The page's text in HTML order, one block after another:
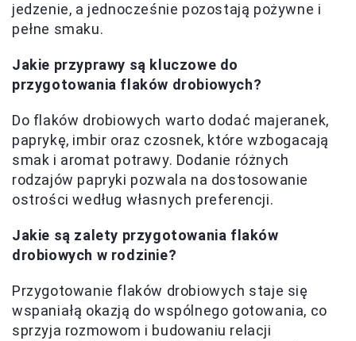
jedzenie, a jednocześnie pozostają pożywne i
pełne smaku.
Jakie przyprawy są kluczowe do
przygotowania flaków drobiowych?
Do flaków drobiowych warto dodać majeranek,
paprykę, imbir oraz czosnek, które wzbogacają
smak i aromat potrawy. Dodanie różnych
rodzajów papryki pozwala na dostosowanie
ostrości według własnych preferencji.
Jakie są zalety przygotowania flaków
drobiowych w rodzinie?
Przygotowanie flaków drobiowych staje się
wspaniałą okazją do wspólnego gotowania, co
sprzyja rozmowom i budowaniu relacji